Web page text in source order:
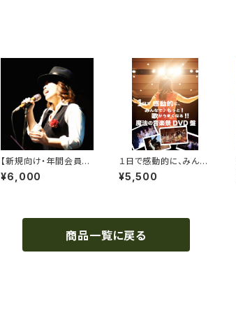
【新規向け・年間会員】
堀澤麻衣子ファンクラブ
「MAIKO Museum」
¥6,000
１日で感動的に、みんな
で♪ もっと！歌がうまく
なる！！魔法の音楽祭 Ｄ
¥5,500
商品一覧に戻る